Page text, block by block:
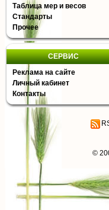
Таблица мер и весов
Стандарты
Прочее
СЕРВИС
Реклама на сайте
Личный кабинет
Контакты
©